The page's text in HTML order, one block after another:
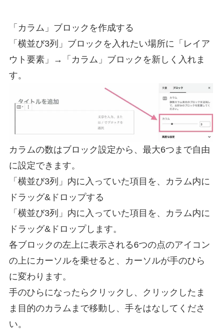
「カラム」ブロックを作成する
「横並び3列」ブロックを入れたい場所に「レイア
ウト要素」→「カラム」ブロックを新しく入れま
す。
カラムの数はブロック設定から、最大6つまで自由
に設定できます。
「横並び3列」内に入っていた項目を、カラム内に
ドラッグ&ドロップする
「横並び3列」内に入っていた項目を、カラム内に
ドラッグ&ドロップします。
各ブロックの左上に表示される6つの点のアイコン
の上にカーソルを乗せると、カーソルが手のひら
に変わります。
手のひらになったらクリックし、クリックしたま
ま目的のカラムまで移動し、手をはなしてくださ
い。